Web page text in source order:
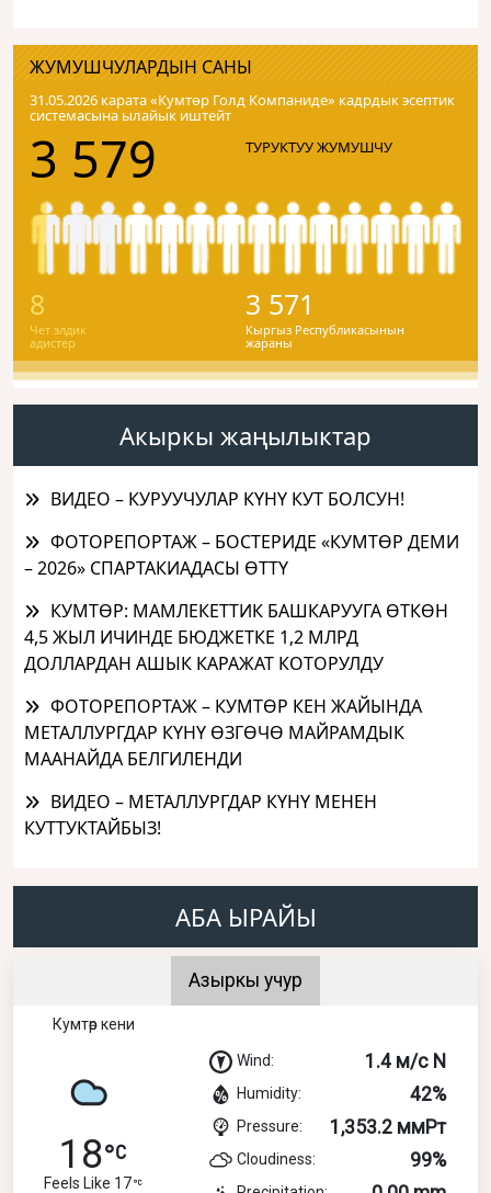
ЖУМУШЧУЛАРДЫН САНЫ
31.05.2026 карата «Кумтɵр Голд Компаниде» кадрдык эсептик
системасына ылайык иштейт
3 579 ТУРУКТУУ ЖУМУШЧУ
8
Чет элдик
адистер
3 571
Кыргыз Республикасынын
жараны
Акыркы жаңылыктар
ВИДЕО – КУРУУЧУЛАР КҮНҮ КУТ БОЛСУН!
ФОТОРЕПОРТАЖ – БОСТЕРИДЕ «КУМТӨР ДЕМИ
– 2026» СПАРТАКИАДАСЫ ӨТТҮ
КУМТӨР: МАМЛЕКЕТТИК БАШКАРУУГА ӨТКӨН
4,5 ЖЫЛ ИЧИНДЕ БЮДЖЕТКЕ 1,2 МЛРД
ДОЛЛАРДАН АШЫК КАРАЖАТ КОТОРУЛДУ
ФОТОРЕПОРТАЖ – КУМТӨР КЕН ЖАЙЫНДА
МЕТАЛЛУРГДАР КҮНҮ ӨЗГӨЧӨ МАЙРАМДЫК
МААНАЙДА БЕЛГИЛЕНДИ
ВИДЕО – МЕТАЛЛУРГДАР КҮНҮ МЕНЕН
КУТТУКТАЙБЫЗ!
АБА ЫРАЙЫ
Азыркы учур
Кумтөр кени
18
Feels Like 17
Wind: 1.4 м/с N
Humidity: 42%
Pressure: 1,353.2 ммРт
Cloudiness: 99%